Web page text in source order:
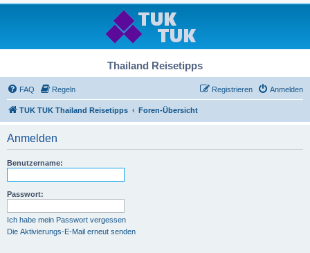
Thailand Reisetipps
FAQ Regeln Anmelden
Registrieren
TUK TUK Thailand Reisetipps Foren-Übersicht
Anmelden
Benutzername:
Passwort:
Ich habe mein Passwort vergessen
Die Aktivierungs-E-Mail erneut senden